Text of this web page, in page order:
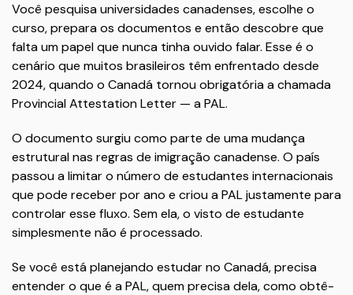
Você pesquisa universidades canadenses, escolhe o
curso, prepara os documentos e então descobre que
falta um papel que nunca tinha ouvido falar. Esse é o
cenário que muitos brasileiros têm enfrentado desde
2024, quando o Canadá tornou obrigatória a chamada
Provincial Attestation Letter — a PAL.
O documento surgiu como parte de uma mudança
estrutural nas regras de imigração canadense. O país
passou a limitar o número de estudantes internacionais
que pode receber por ano e criou a PAL justamente para
controlar esse fluxo. Sem ela, o visto de estudante
simplesmente não é processado.
Se você está planejando estudar no Canadá, precisa
entender o que é a PAL, quem precisa dela, como obtê-